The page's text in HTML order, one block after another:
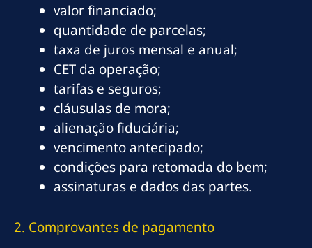
valor financiado;
quantidade de parcelas;
taxa de juros mensal e anual;
CET da operação;
tarifas e seguros;
cláusulas de mora;
alienação fiduciária;
vencimento antecipado;
condições para retomada do bem;
assinaturas e dados das partes.
2. Comprovantes de pagamento